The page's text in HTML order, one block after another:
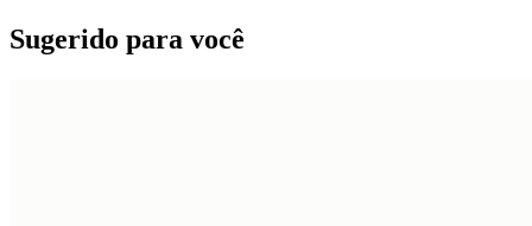
Sugerido para você